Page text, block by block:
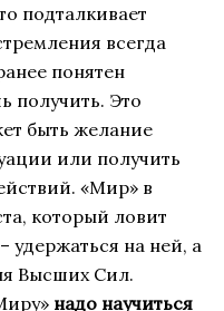
подталкивает
всегда
понятен
получить. Это
быть желание
или получить
«Мир» в
который ловит
удержаться на ней, а
Высших Сил.
надо научиться